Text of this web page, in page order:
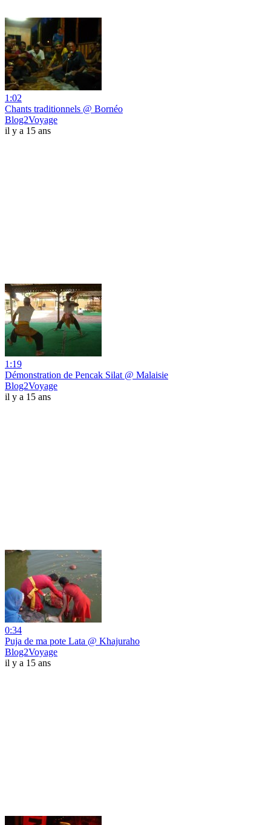
1:02
Chants traditionnels @ Bornéo
Blog2Voyage
il y a 15 ans
1:19
Démonstration de Pencak Silat @ Malaisie
Blog2Voyage
il y a 15 ans
0:34
Puja de ma pote Lata @ Khajuraho
Blog2Voyage
il y a 15 ans